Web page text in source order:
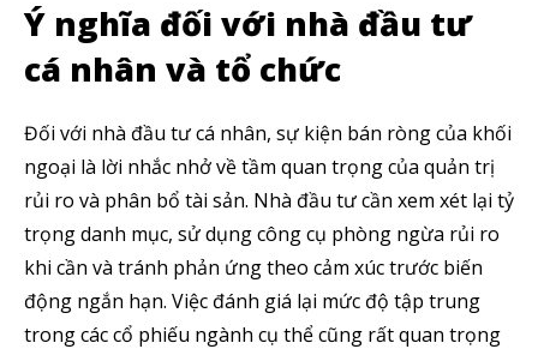
Ý nghĩa đối với nhà đầu tư
cá nhân và tổ chức
Đối với nhà đầu tư cá nhân, sự kiện bán ròng của khối
ngoại là lời nhắc nhở về tầm quan trọng của quản trị
rủi ro và phân bổ tài sản. Nhà đầu tư cần xem xét lại tỷ
trọng danh mục, sử dụng công cụ phòng ngừa rủi ro
khi cần và tránh phản ứng theo cảm xúc trước biến
động ngắn hạn. Việc đánh giá lại mức độ tập trung
trong các cổ phiếu ngành cụ thể cũng rất quan trọng